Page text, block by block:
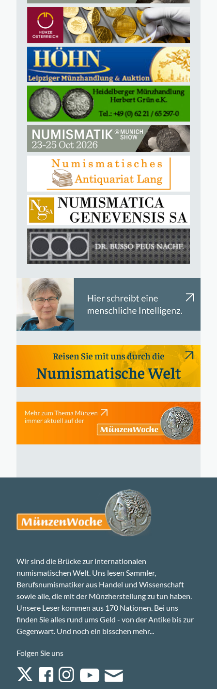
Wir sind die Brücke zur internationalen
numismatischen Welt. Uns lesen Sammler,
Berufsnumismatiker aus Handel und Wissenschaft
sowie alle, die mit der Münzherstellung zu tun haben.
Unsere Leser kommen aus 170 Nationen. Bei uns
finden Sie alles rund ums Geld - von der Antike bis zur
Gegenwart. Und noch ein bisschen mehr...
Folgen Sie uns